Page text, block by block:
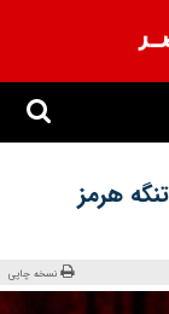
هرمز
نسخه چاپی